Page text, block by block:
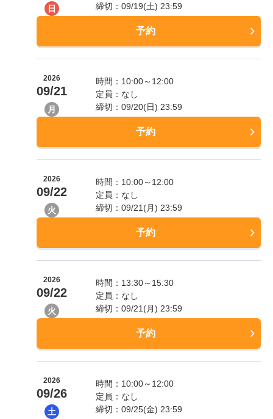
日
締切：09/19(土) 23:59
予約
2026
09/21
月
時間：10:00～12:00
定員：なし
締切：09/20(日) 23:59
予約
2026
09/22
火
時間：10:00～12:00
定員：なし
締切：09/21(月) 23:59
予約
2026
09/22
火
時間：13:30～15:30
定員：なし
締切：09/21(月) 23:59
予約
2026
09/26
土
時間：10:00～12:00
定員：なし
締切：09/25(金) 23:59